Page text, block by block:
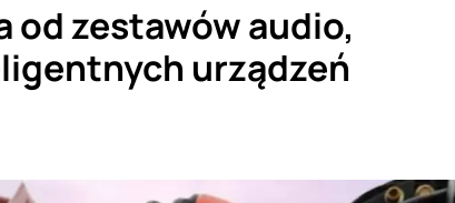
od zestawów audio,
urządzeń